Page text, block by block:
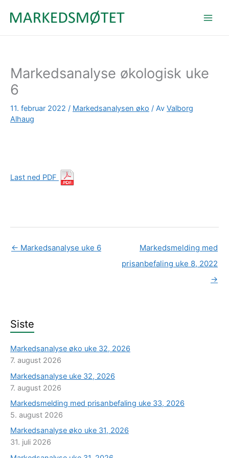
Markedsanalyse økologisk uke
6
11. februar 2022 / Markedsanalysen øko / Av Valborg
Alhaug
Last ned PDF
← Markedsanalyse uke 6
Markedsmelding med
prisanbefaling uke 8, 2022
→
Siste
Markedsanalyse øko uke 32, 2026
7. august 2026
Markedsanalyse uke 32, 2026
7. august 2026
Markedsmelding med prisanbefaling uke 33, 2026
5. august 2026
Markedsanalyse øko uke 31, 2026
31. juli 2026